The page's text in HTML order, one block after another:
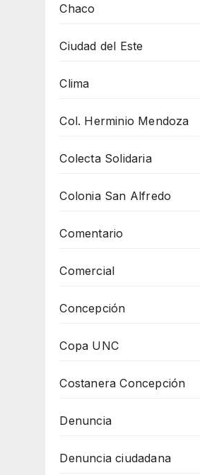
Chaco
Ciudad del Este
Clima
Col. Herminio Mendoza
Colecta Solidaria
Colonia San Alfredo
Comentario
Comercial
Concepción
Copa UNC
Costanera Concepción
Denuncia
Denuncia ciudadana